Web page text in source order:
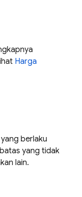
Harga
berlaku
yang tidak
lain.